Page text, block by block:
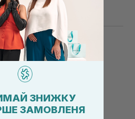
ЗНИЖКУ
ЗАМОВЛЕНЯ